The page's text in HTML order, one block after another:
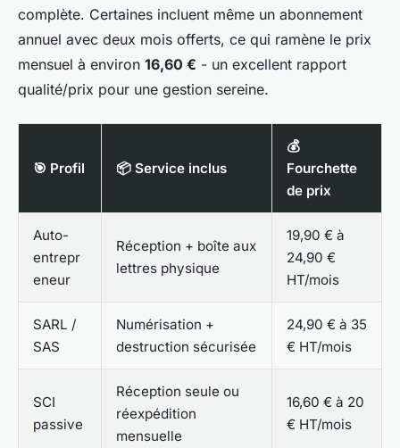
complète. Certaines incluent même un abonnement
annuel avec deux mois offerts, ce qui ramène le prix
mensuel à environ 16,60 € - un excellent rapport
qualité/prix pour une gestion sereine.
🎯 Profil 📦 Service inclus
💰
Fourchette
de prix
Auto-
entrepr
eneur
Réception + boîte aux
lettres physique
19,90 € à
24,90 €
HT/mois
SARL /
SAS
Numérisation +
destruction sécurisée
24,90 € à 35
€ HT/mois
SCI
passive
Réception seule ou
réexpédition
mensuelle
16,60 € à 20
€ HT/mois